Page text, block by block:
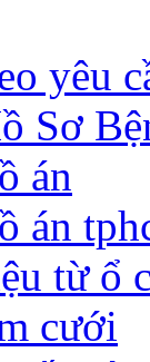
yêu
Sơ
án
án
từ ổ
cưới